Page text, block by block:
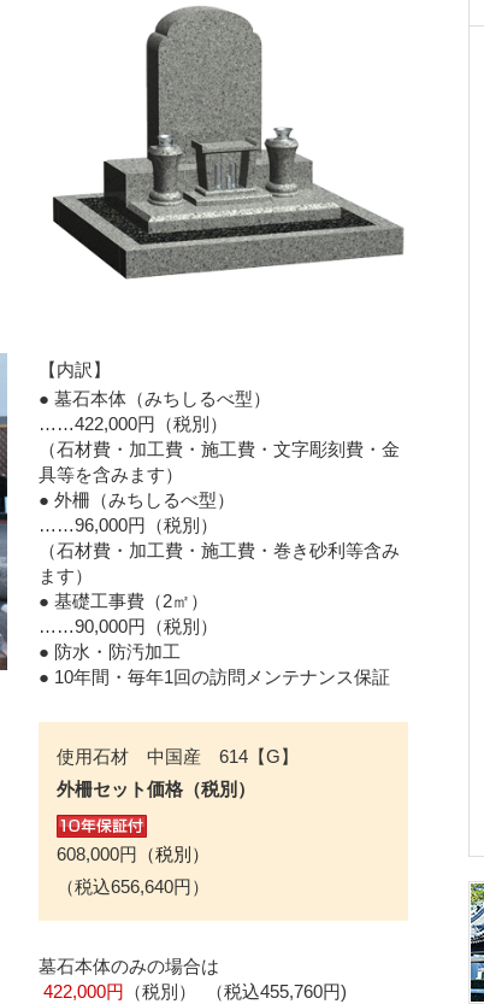
【内訳】
● 墓石本体（みちしるべ型）
……422,000円 （税別）
（石材費・加工費・施工費・文字彫刻費・金
具等を含みます）
● 外柵（みちしるべ型）
……96,000円 （税別）
（石材費・加工費・施工費・巻き砂利等含み
ます）
● 基礎工事費（2㎡）
……90,000円 （税別）
● 防水・防汚加工
● 10年間・毎年1回の訪問メンテナンス保証
使用石材 中国産 614【G】
外柵セット価格（税別）
608,000円 （税別）
（税込656,640円）
墓石本体のみの場合は
422,000円 （税別） （税込455,760円)